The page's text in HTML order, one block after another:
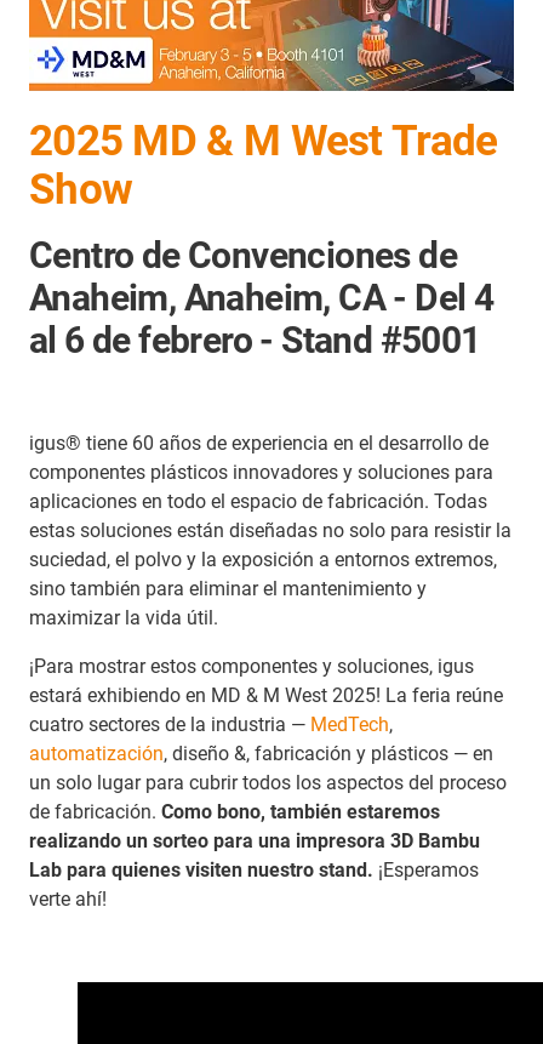
2025 MD & M West Trade
Show
Centro de Convenciones de
Anaheim, Anaheim, CA - Del 4
al 6 de febrero - Stand #5001
igus® tiene 60 años de experiencia en el desarrollo de
componentes plásticos innovadores y soluciones para
aplicaciones en todo el espacio de fabricación. Todas
estas soluciones están diseñadas no solo para resistir la
suciedad, el polvo y la exposición a entornos extremos,
sino también para eliminar el mantenimiento y
maximizar la vida útil.
¡Para mostrar estos componentes y soluciones, igus
estará exhibiendo en MD & M West 2025! La feria reúne
cuatro sectores de la industria — MedTech,
automatización, diseño &, fabricación y plásticos — en
un solo lugar para cubrir todos los aspectos del proceso
de fabricación. Como bono, también estaremos
realizando un sorteo para una impresora 3D Bambu
Lab para quienes visiten nuestro stand. ¡Esperamos
verte ahí!